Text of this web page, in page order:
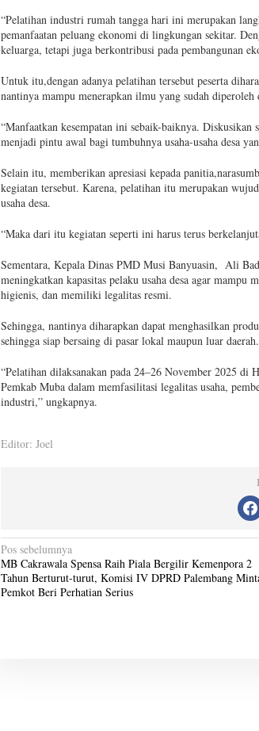
“Pelatihan industri rumah tangga hari ini merupakan
pemanfaatan peluang ekonomi di lingkungan sekitar.
keluarga, tetapi juga berkontribusi pada pembangunan
Untuk itu,dengan adanya pelatihan tersebut peserta
nantinya mampu menerapkan ilmu yang sudah diperoleh
“Manfaatkan kesempatan ini sebaik-baiknya.
menjadi pintu awal bagi tumbuhnya usaha-usaha desa
Selain itu, memberikan apresiasi kepada
kegiatan tersebut. Karena, pelatihan itu merupakan
usaha desa.
“Maka dari itu kegiatan seperti ini harus terus
Sementara, Kepala Dinas PMD Musi Banyuasin, Ali
meningkatkan kapasitas pelaku usaha desa agar mampu
higienis, dan memiliki legalitas resmi.
Sehingga, nantinya diharapkan dapat menghasilkan
sehingga siap bersaing di pasar lokal maupun luar daerah.
“Pelatihan dilaksanakan pada 24–26 November 2025 di
Pemkab Muba dalam memfasilitasi legalitas usaha,
industri,” ungkapnya.
Editor: Joel
N
a
v
Pos sebelumnya
MB Cakrawala Spensa Raih Piala Bergilir Kemenpora 2
Tahun Berturut-turut, Komisi IV DPRD Palembang
Pemkot Beri Perhatian Serius